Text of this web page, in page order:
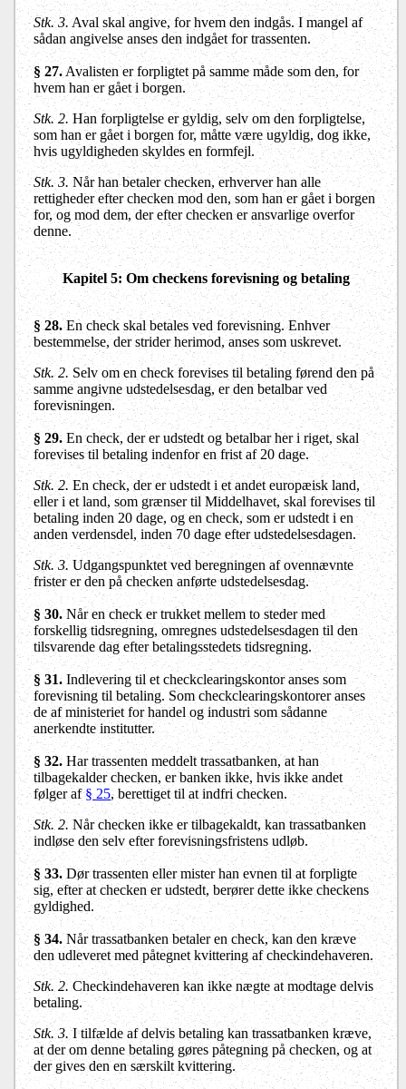
Stk. 3. Aval skal angive, for hvem den indgås. I mangel af
sådan angivelse anses den indgået for trassenten.
§ 27. Avalisten er forpligtet på samme måde som den, for
hvem han er gået i borgen.
Stk. 2. Han forpligtelse er gyldig, selv om den forpligtelse,
som han er gået i borgen for, måtte være ugyldig, dog ikke,
hvis ugyldigheden skyldes en formfejl.
Stk. 3. Når han betaler checken, erhverver han alle
rettigheder efter checken mod den, som han er gået i borgen
for, og mod dem, der efter checken er ansvarlige overfor
denne.
Kapitel 5: Om checkens forevisning og betaling
§ 28.En check skal betales ved forevisning. Enhver
bestemmelse, der strider herimod, anses som uskrevet.
Stk. 2. Selv om en check forevises til betaling førend den på
samme angivne udstedelsesdag, er den betalbar ved
forevisningen.
§ 29. En check, der er udstedt og betalbar her i riget, skal
forevises til betaling indenfor en frist af 20 dage.
Stk. 2.En check, der er udstedt i et andet europæisk land,
eller i et land, som grænser til Middelhavet, skal forevises til
betaling inden 20 dage, og en check, som er udstedt i en
anden verdensdel, inden 70 dage efter udstedelsesdagen.
Stk. 3.Udgangspunktet ved beregningen af ovennævnte
frister er den på checken anførte udstedelsesdag.
§ 30.Når en check er trukket mellem to steder med
forskellig tidsregning, omregnes udstedelsesdagen til den
tilsvarende dag efter betalingsstedets tidsregning.
§ 31. Indlevering til et checkclearingskontor anses som
forevisning til betaling. Som checkclearingskontorer anses
de af ministeriet for handel og industri som sådanne
anerkendte institutter.
§ 32. Har trassenten meddelt trassatbanken, at han
tilbagekalder checken, er banken ikke, hvis ikke andet
følger af§ 25, berettiget til at indfri checken.
Stk. 2. Når checken ikke er tilbagekaldt, kan trassatbanken
indløse den selv efter forevisningsfristens udløb.
§ 33. Dør trassenten eller mister han evnen til at forpligte
sig, efter at checken er udstedt, berører dette ikke checkens
gyldighed.
§ 34.Når trassatbanken betaler en check, kan den kræve
den udleveret med påtegnet kvittering af checkindehaveren.
Stk. 2. Checkindehaveren kan ikke nægte at modtage delvis
betaling.
Stk. 3.I tilfælde af delvis betaling kan trassatbanken kræve,
at der om denne betaling gøres påtegning på checken, og at
der gives den en særskilt kvittering.